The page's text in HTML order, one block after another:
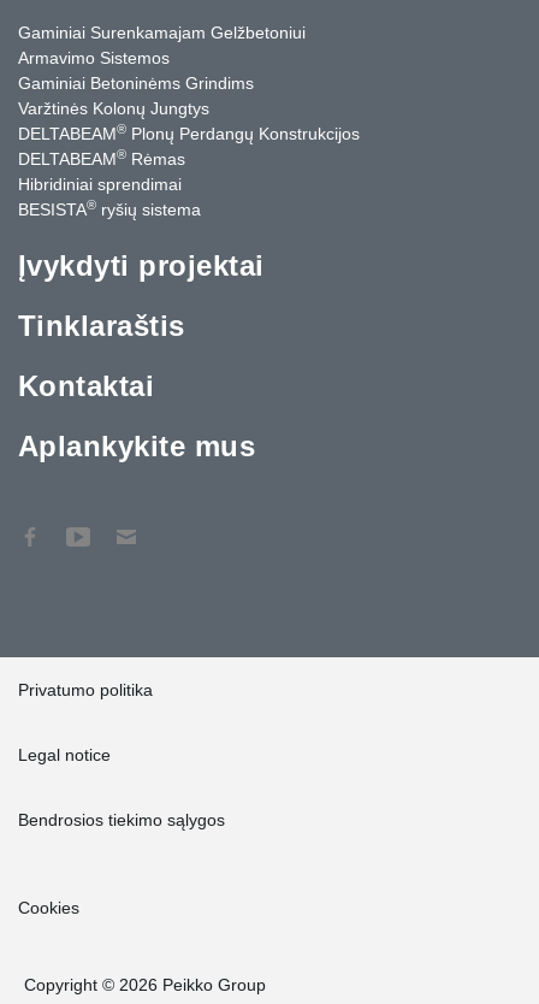
Gaminiai Surenkamajam Gelžbetoniui
Armavimo Sistemos
Gaminiai Betoninėms Grindims
Varžtinės Kolonų Jungtys
DELTABEAM® Plonų Perdangų Konstrukcijos
DELTABEAM® Rėmas
Hibridiniai sprendimai
BESISTA® ryšių sistema
Įvykdyti projektai
Tinklaraštis
Kontaktai
Aplankykite mus
Privatumo politika
Legal notice
Bendrosios tiekimo sąlygos
Cookies
Copyright © 2026 Peikko Group